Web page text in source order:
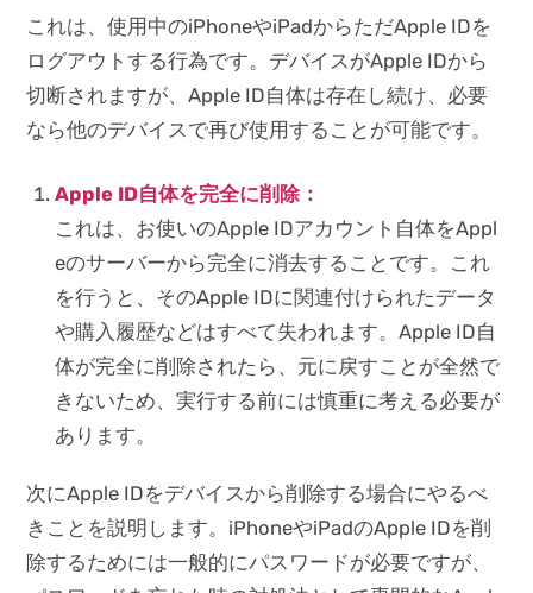
これは、使用中のiPhoneやiPadからただApple IDを
ログアウトする行為です。デバイスがApple IDから
切断されますが、Apple ID自体は存在し続け、必要
なら他のデバイスで再び使用することが可能です。
Apple ID自体を完全に削除：
これは、お使いのApple IDアカウント自体をAppl
eのサーバーから完全に消去することです。これ
を行うと、そのApple IDに関連付けられたデータ
や購入履歴などはすべて失われます。Apple ID自
体が完全に削除されたら、元に戻すことが全然で
きないため、実行する前には慎重に考える必要が
あります。
次にApple IDをデバイスから削除する場合にやるべ
きことを説明します。iPhoneやiPadのApple IDを削
除するためには一般的にパスワードが必要ですが、